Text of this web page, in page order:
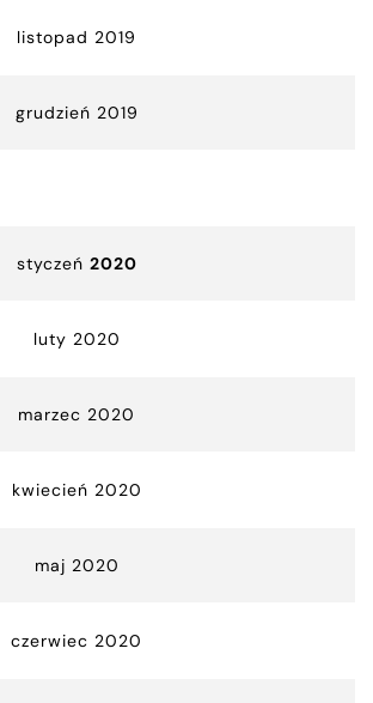
listopad 2019
grudzień 2019
styczeń 2020
luty 2020
marzec 2020
kwiecień 2020
maj 2020
czerwiec 2020